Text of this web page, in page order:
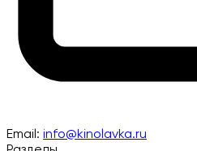
Email: info@kinolavka.ru